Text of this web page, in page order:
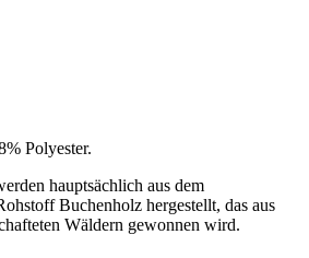
Polyester.
hauptsächlich aus dem
Buchenholz hergestellt, das aus
Wäldern gewonnen wird.